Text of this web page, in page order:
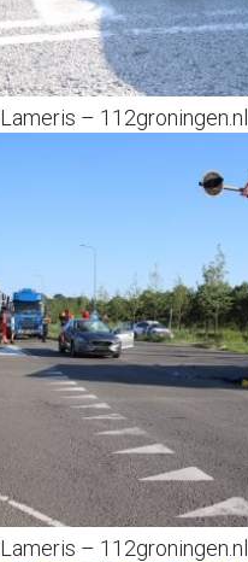
– 112groningen.nl
– 112groningen.nl